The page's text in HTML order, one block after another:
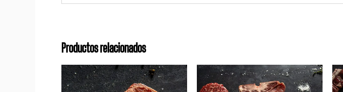
Productos relacionados